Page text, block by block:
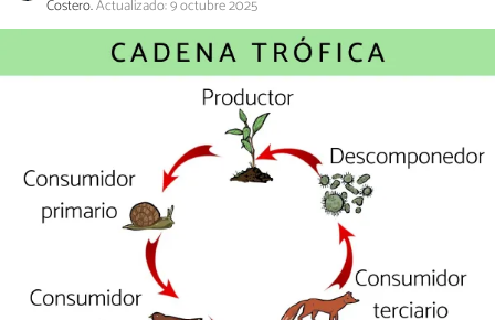
Costero.Actualizado: 9 octubre 2025